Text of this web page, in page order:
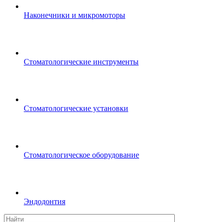
Наконечники и микромоторы
Стоматологические инструменты
Стоматологические установки
Стоматологическое оборудование
Эндодонтия